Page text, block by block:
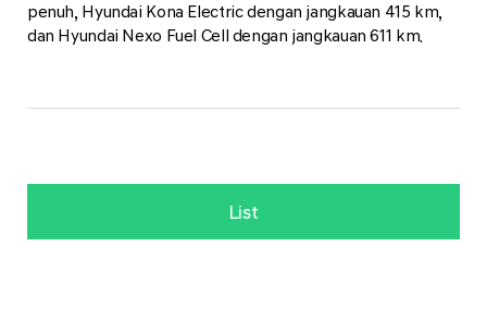
penuh, Hyundai Kona Electric dengan jangkauan 415 km,
dan Hyundai Nexo Fuel Cell dengan jangkauan 611 km.
List